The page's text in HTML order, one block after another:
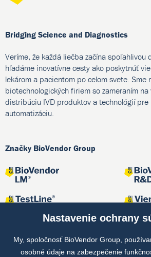
Bridging Science and Diagnostics
Veríme, že každá liečba začína spoľahlivou
hľadáme inovatívne cesty ako poskytnúť
lekárom a pacientom po celom svete. Sme
biotechnologických firiem so zameraním
distribúciu IVD produktov a technológií pre
automatizáciu.
Značky BioVendor Group
Nastavenie ochrany
My, spoločnosť BioVendor Group,
osobné údaje na zabezpečenie